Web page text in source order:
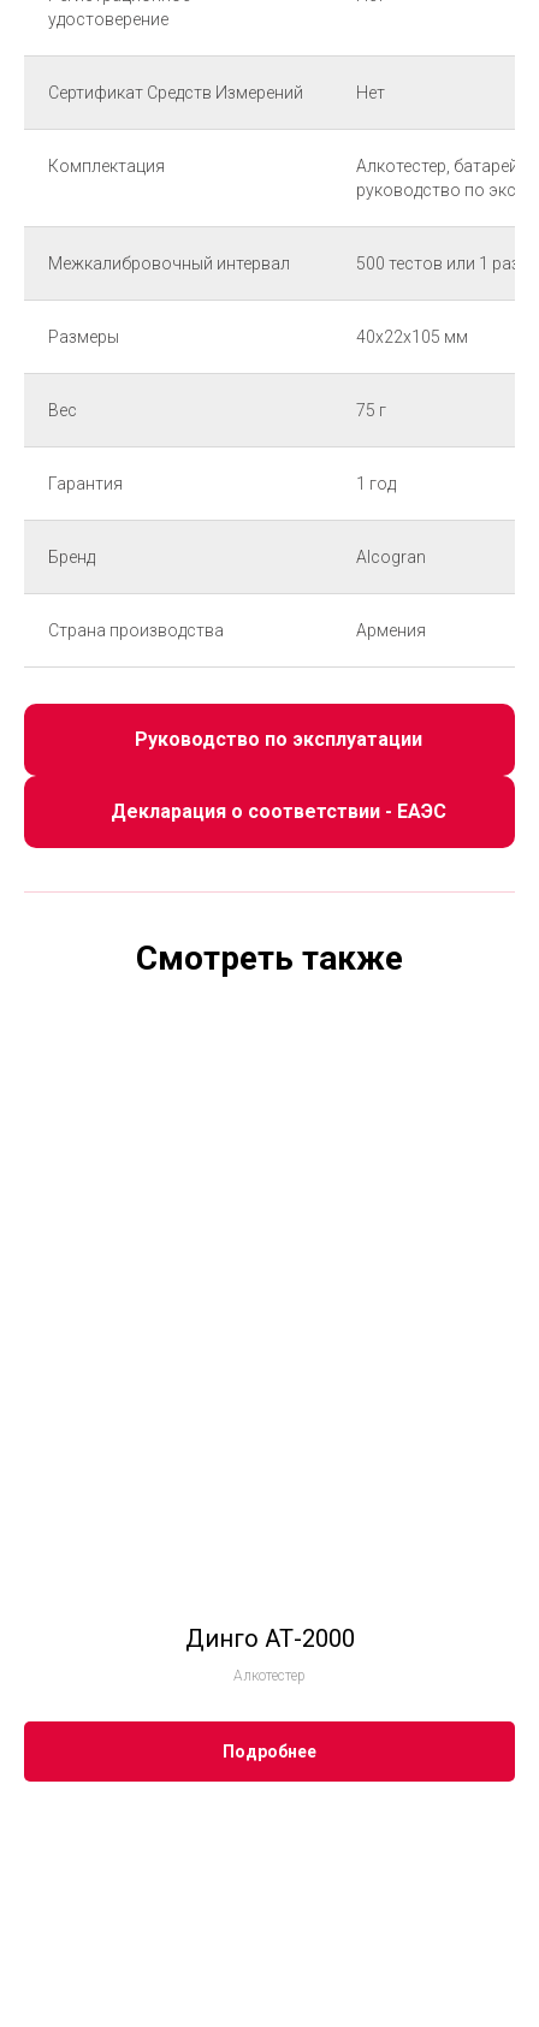
удостоверение
Сертификат Средств Измерений Нет
Комплектация
Алкотестер,
руководство по
Межкалибровочный интервал 500 тестов или 1 раз
Размеры 40х22х105 мм
Вес 75 г
Гарантия 1 год
Бренд Alcogran
Страна производства Армения
Руководство по эксплуатации
Декларация о соответствии - ЕАЭС
Смотреть также
Динго АТ-2000
Алкотестер
Подробнее